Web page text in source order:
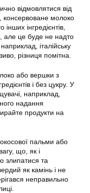
відмовлятися від
консервоване молоко
інгредієнтів,
але це буде не надто
італійську
різниця помітна.
або вершки з
і без цукру. У
наприклад,
надання
продукти на
пальми або
що, як і
злипатися та
як камінь і не
неправильно